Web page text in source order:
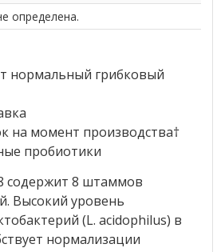
определена.
нормальный грибковый
на момент производства†
пробиотики
содержит 8 штаммов
Высокий уровень
(L. acidophilus) в
нормализации